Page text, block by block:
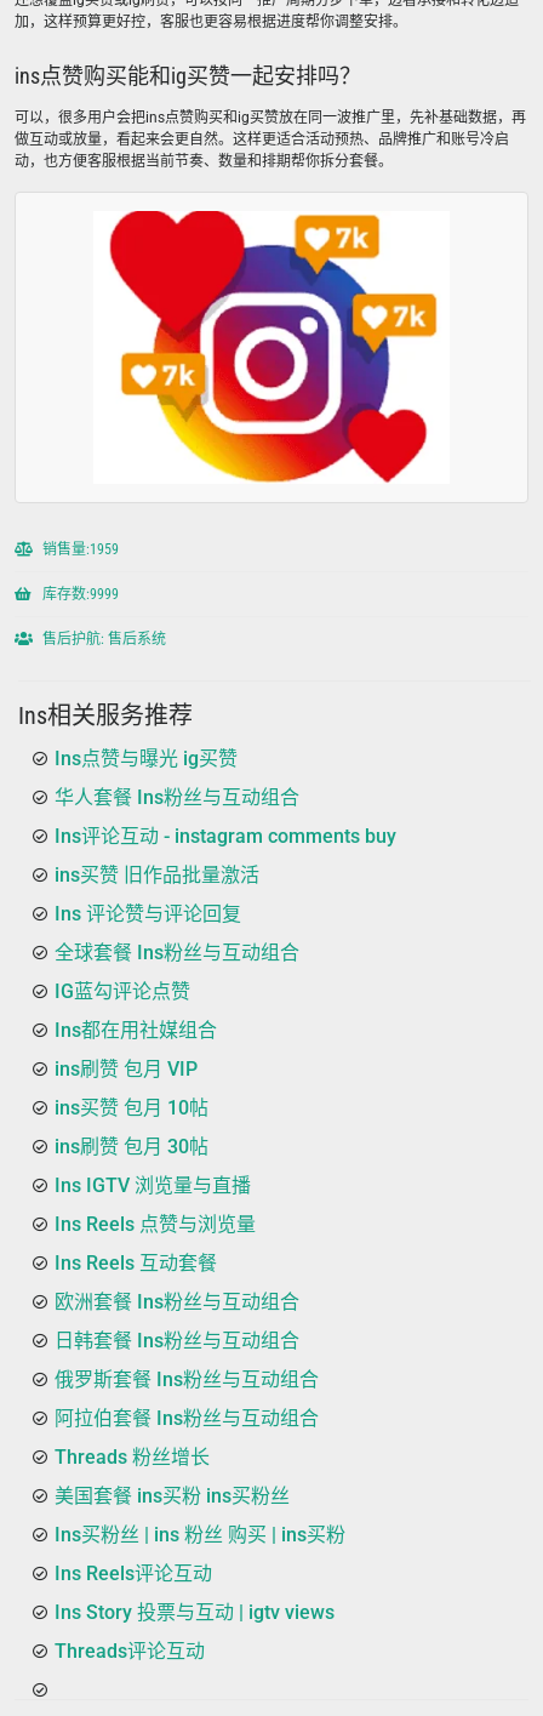
加，这样预算更好控，客服也更容易根据进度帮你调整安排。
ins点赞购买能和ig买赞一起安排吗？
可以，很多用户会把ins点赞购买和ig买赞放在同一波推广里，先补基础数据，再
做互动或放量，看起来会更自然。这样更适合活动预热、品牌推广和账号冷启
动，也方便客服根据当前节奏、数量和排期帮你拆分套餐。
销售量:1959
库存数:9999
售后护航: 售后系统
Ins相关服务推荐
Ins点赞与曝光 ig买赞
华人套餐 Ins粉丝与互动组合
Ins评论互动 - instagram comments buy
ins买赞 旧作品批量激活
Ins 评论赞与评论回复
全球套餐 Ins粉丝与互动组合
IG蓝勾评论点赞
Ins都在用社媒组合
ins刷赞 包月 VIP
ins买赞 包月 10帖
ins刷赞 包月 30帖
Ins IGTV 浏览量与直播
Ins Reels 点赞与浏览量
Ins Reels 互动套餐
欧洲套餐 Ins粉丝与互动组合
日韩套餐 Ins粉丝与互动组合
俄罗斯套餐 Ins粉丝与互动组合
阿拉伯套餐 Ins粉丝与互动组合
Threads 粉丝增长
美国套餐 ins买粉 ins买粉丝
Ins买粉丝 | ins 粉丝 购买 | ins买粉
Ins Reels评论互动
Ins Story 投票与互动 | igtv views
Threads评论互动